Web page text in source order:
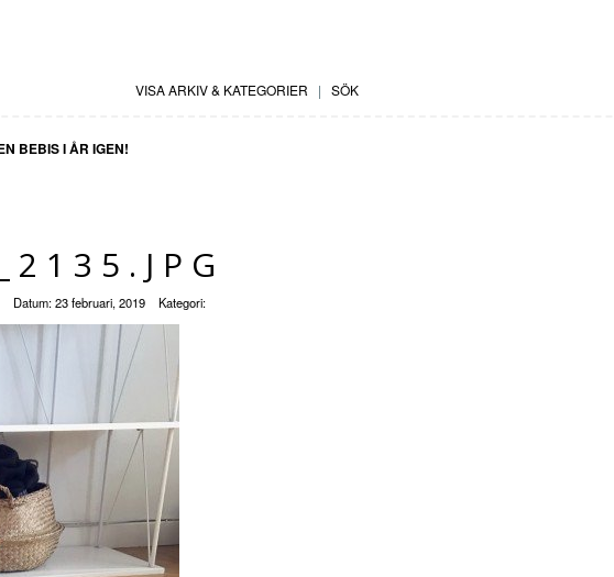
VISA ARKIV & KATEGORIER | SÖK
BEBIS I ÅR IGEN!
Datum:23 februari, 2019 Kategori: